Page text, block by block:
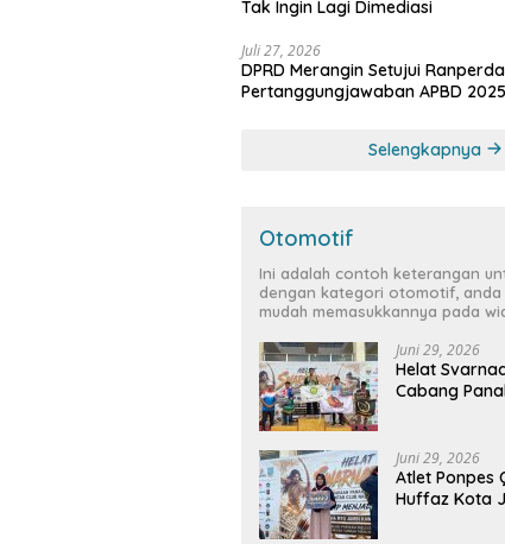
Tak Ingin Lagi Dimediasi
Juli 27, 2026
DPRD Merangin Setujui Ranperda
Pertanggungjawaban APBD
Selengkapnya
Otomotif
Ini adalah contoh keterangan
dengan kategori otomotif, anda
mudah memasukkannya pada
Juni 29, 2026
Helat
Cabang
Apresiasi
Juni 29, 2026
Atlet Ponpes
Huffaz Kota